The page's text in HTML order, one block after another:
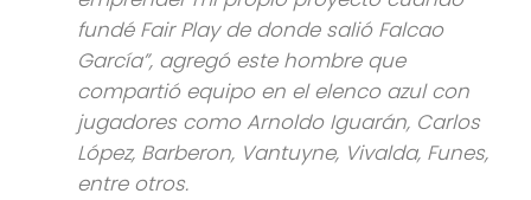
fundé Fair Play de donde salió Falcao
García”, agregó este hombre que
compartió equipo en el elenco azul con
jugadores como Arnoldo Iguarán, Carlos
López, Barberon, Vantuyne, Vivalda, Funes,
entre otros.